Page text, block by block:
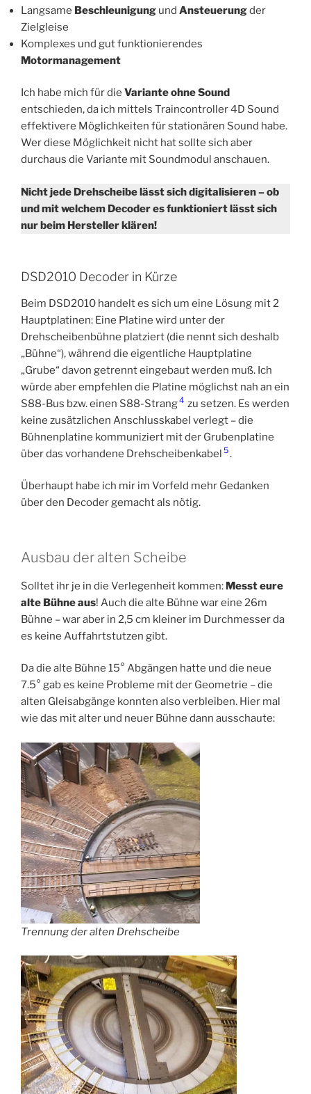
Langsame Beschleunigung und Ansteuerungder
Zielgleise
Komplexes und gut funktionierendes
Motormanagement
Ich habe mich für die Variante ohne Sound
entschieden, da ich mittels Traincontroller 4D Sound
effektivere Möglichkeiten für stationären Sound habe.
Wer diese Möglichkeit nicht hat sollte sich aber
durchaus die Variante mit Soundmodul anschauen.
Nicht jede Drehscheibe lässt sich digitalisieren – ob
und mit welchem Decoder es funktioniert lässt sich
nur beim Hersteller klären!
DSD2010 Decoder in Kürze
Beim DSD2010 handelt es sich um eine Lösung mit 2
Hauptplatinen: Eine Platine wird unter der
Drehscheibenbühne platziert (die nennt sich deshalb
„Bühne“), während die eigentliche Hauptplatine
„Grube“ davon getrennt eingebaut werden muß. Ich
würde aber empfehlen die Platine möglichst nah an ein
S88-Bus bzw. einen S88-Strang4 zu setzen. Es werden
keine zusätzlichen Anschlusskabel verlegt – die
Bühnenplatine kommuniziert mit der Grubenplatine
über das vorhandene Drehscheibenkabel 5.
Überhaupt habe ich mir im Vorfeld mehr Gedanken
über den Decoder gemacht als nötig.
Ausbau der alten Scheibe
Solltet ihr je in die Verlegenheit kommen: Messt eure
alte Bühne aus! Auch die alte Bühne war eine 26m
Bühne – war aber in 2,5 cm kleiner im Durchmesser da
es keine Auffahrtstutzen gibt.
Da die alte Bühne 15° Abgängen hatte und die neue
7.5° gab es keine Probleme mit der Geometrie – die
alten Gleisabgänge konnten also verbleiben. Hier mal
wie das mit alter und neuer Bühne dann ausschaute:
Trennung der alten Drehscheibe